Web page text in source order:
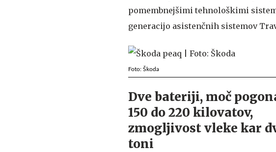
pomembnejšimi tehnološkimi
generacijo asistenčnih sistemov
Foto: Škoda
Dve bateriji, moč
150 do 220 kilovatov,
zmogljivost vleke kar
toni